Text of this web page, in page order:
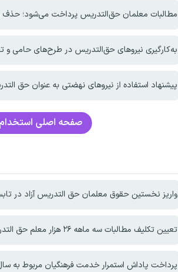
مطالبات معلمان حق‌التدریس پرداخت می‌شود؛ حذف معدل
به‌کارگیری نیرو‌های حق‌التدریس در طرح‌های حامی
پیشنهاد استفاده از نیروهای نهضتی به عنوان حق
صفحه اصلی
واریز نخستین حقوق معلمان حق التدریس آزاد در
تعیین تکلیف مطالبات سه ماهه ۲۶ هزار معلم حق التدریس
پرداخت پاداش استمرار خدمت فرهنگیان مربوط به سال